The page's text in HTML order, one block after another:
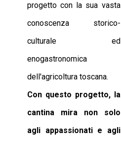
progetto con la sua vasta
conoscenza storico-
culturale ed
enogastronomica
dell'agricoltura toscana.
Con questo progetto, la
cantina mira non solo
agli appassionati e agli